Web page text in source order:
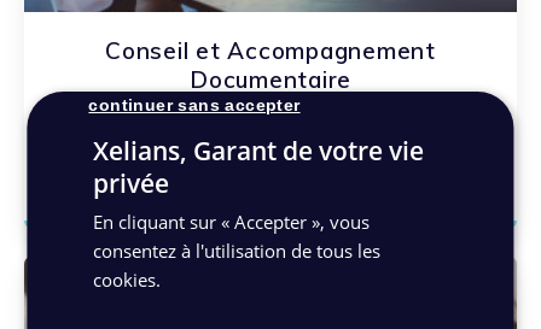
Conseil et Accompagnement
Documentaire
Bénéficiez d’un accompagnement d’experts !
Xelians, Garant de votre vie
privée
En cliquant sur « Accepter », vous
consentez à l'utilisation de tous les
cookies.
continuer sans accepter